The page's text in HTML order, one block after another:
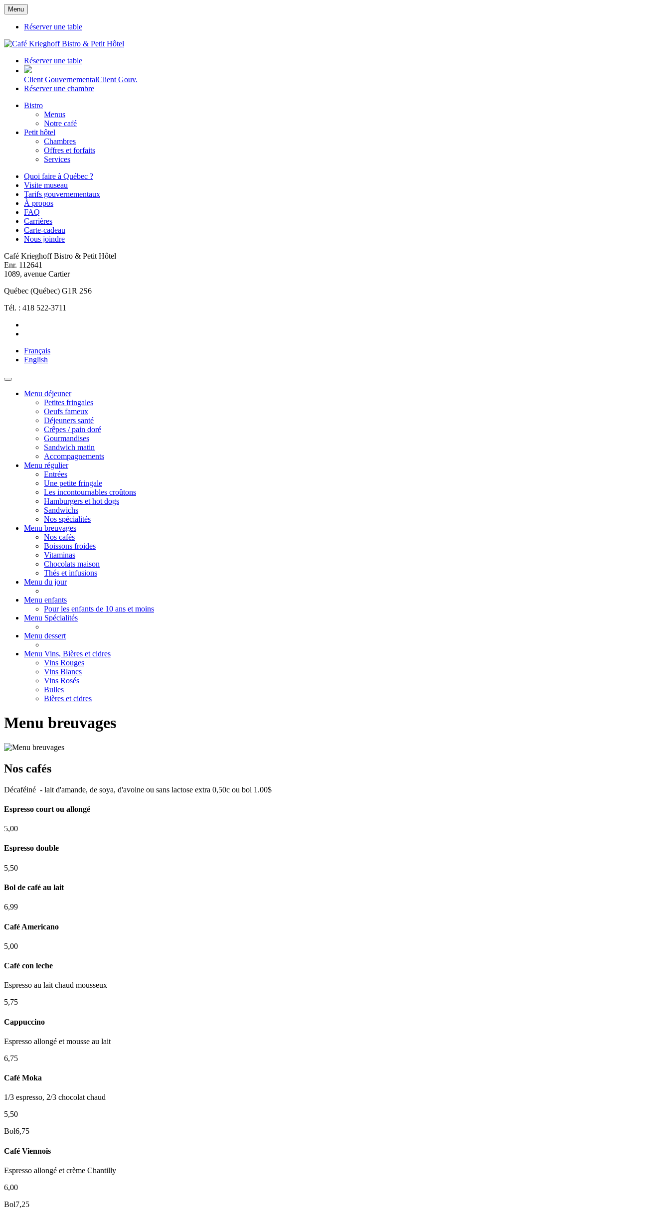
Menu
Réserver une table
Réserver une table
Client GouvernementalClient Gouv.
Réserver une chambre
Bistro
Menus
Notre café
Petit hôtel
Chambres
Offres et forfaits
Services
Quoi faire à Québec ?
Visite museau
Tarifs gouvernementaux
À propos
FAQ
Carrières
Carte-cadeau
Nous joindre
Café Krieghoff Bistro & Petit Hôtel
Enr. 112641
1089, avenue Cartier
Québec (Québec) G1R 2S6
Tél. : 418 522-3711
Français
English
Menu déjeuner
Petites fringales
Oeufs fameux
Déjeuners santé
Crêpes / pain doré
Gourmandises
Sandwich matin
Accompagnements
Menu régulier
Entrées
Une petite fringale
Les incontournables croûtons
Hamburgers et hot dogs
Sandwichs
Nos spécialités
Menu breuvages
Nos cafés
Boissons froides
Vitaminas
Chocolats maison
Thés et infusions
Menu du jour
Menu enfants
Pour les enfants de 10 ans et moins
Menu Spécialités
Menu dessert
Menu Vins, Bières et cidres
Vins Rouges
Vins Blancs
Vins Rosés
Bulles
Bières et cidres
Menu breuvages
Nos cafés
Décaféiné - lait d'amande, de soya, d'avoine ou sans lactose extra 0,50c ou bol 1.00$
Espresso court ou allongé
5,00
Espresso double
5,50
Bol de café au lait
6,99
Café Americano
5,00
Café con leche
Espresso au lait chaud mousseux
5,75
Cappuccino
Espresso allongé et mousse au lait
6,75
Café Moka
1/3 espresso, 2/3 chocolat chaud
5,50
Bol6,75
Café Viennois
Espresso allongé et crème Chantilly
6,00
Bol7,25